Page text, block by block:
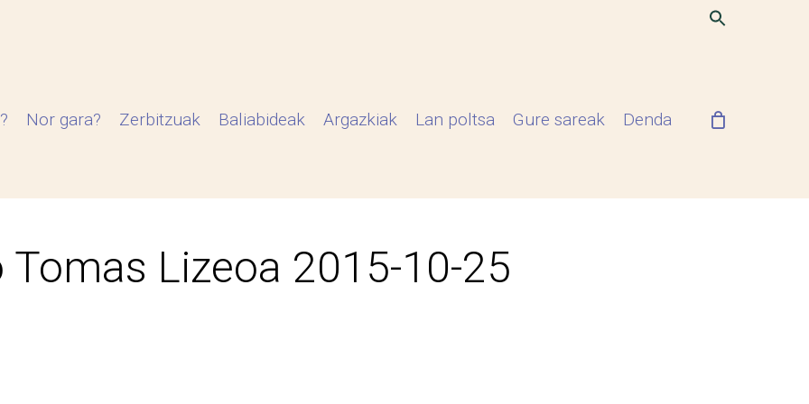
Nor gara? Zerbitzuak Baliabideak Argazkiak Lan poltsa Gure sareak Denda
Tomas Lizeoa 2015-10-25